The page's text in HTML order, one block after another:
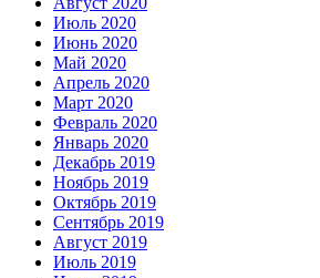
Июль 2020
Июнь 2020
Май 2020
Апрель 2020
Март 2020
Февраль 2020
Январь 2020
Декабрь 2019
Ноябрь 2019
Октябрь 2019
Сентябрь 2019
Август 2019
Июль 2019